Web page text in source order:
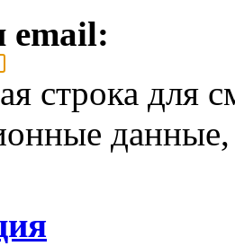
email:
строка для